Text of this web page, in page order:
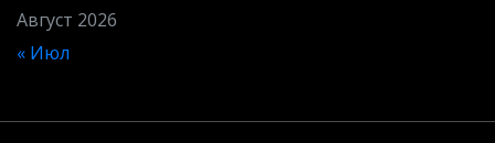
Август 2026
« Июл